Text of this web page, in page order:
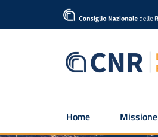
Home Missione